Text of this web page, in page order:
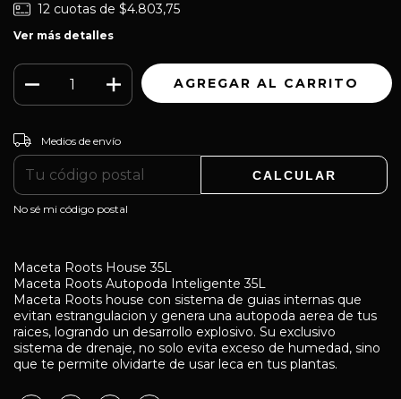
12 cuotas de $4.803,75
Ver más detalles
Entregas para el CP:
Medios de envío
CALCULAR
No sé mi código postal
Maceta Roots House 35L
Maceta Roots Autopoda Inteligente 35L
Maceta Roots house con sistema de guias internas que
evitan estrangulacion y genera una autopoda aerea de tus
raices, logrando un desarrollo explosivo. Su exclusivo
sistema de drenaje, no solo evita exceso de humedad, sino
que te permite olvidarte de usar leca en tus plantas.